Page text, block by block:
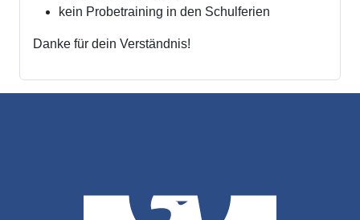
kein Probetraining in den Schulferien
Danke für dein Verständnis!